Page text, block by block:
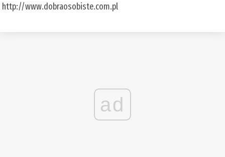
http://www.dobraosobiste.com.pl
ad